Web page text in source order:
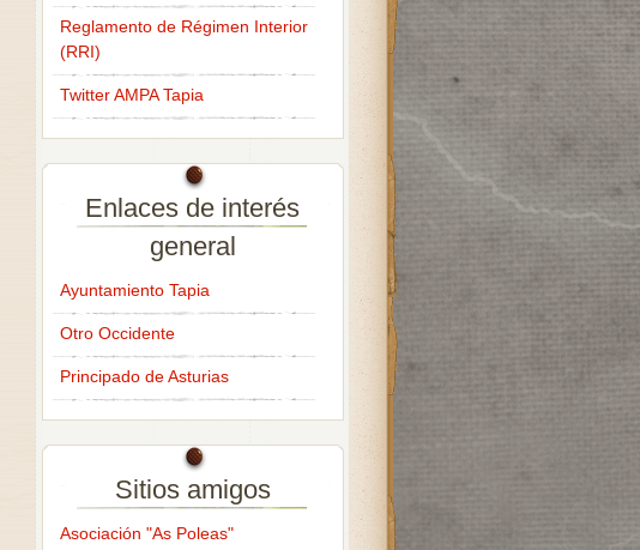
Reglamento de Régimen Interior
(RRI)
Twitter AMPA Tapia
Enlaces de interés
general
Ayuntamiento Tapia
Otro Occidente
Principado de Asturias
Sitios amigos
Asociación "As Poleas"